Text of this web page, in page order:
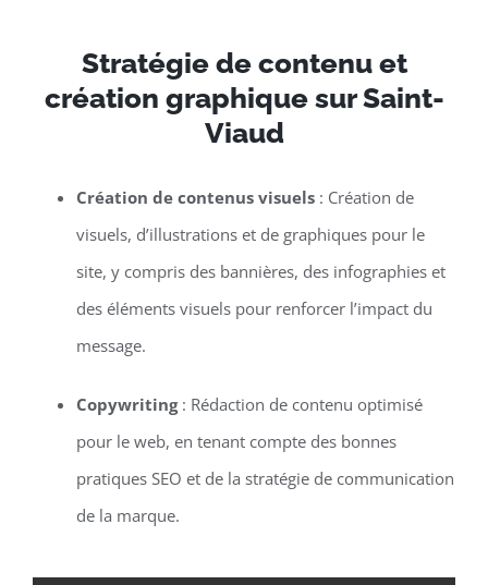
Stratégie de contenu et
création graphique sur Saint-
Viaud
Création de contenus visuels: Création de
visuels, d’illustrations et de graphiques pour le
site, y compris des bannières, des infographies et
des éléments visuels pour renforcer l’impact du
message.
Copywriting: Rédaction de contenu optimisé
pour le web, en tenant compte des bonnes
pratiques SEO et de la stratégie de communication
de la marque.